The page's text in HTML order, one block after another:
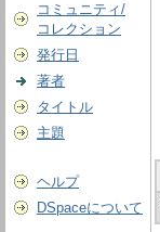
コミュニティ/
コレクション
発行日
著者
タイトル
主題
ヘルプ
DSpaceについて